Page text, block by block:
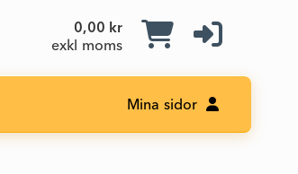
0,00 kr
exkl moms
Mina sidor